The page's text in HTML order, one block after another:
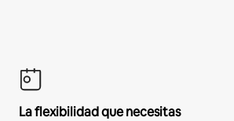
La flexibilidad que necesitas